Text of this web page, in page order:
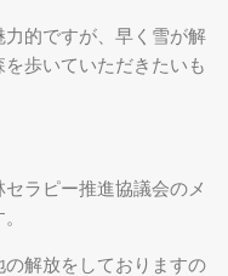
的ですが、早く雪が解
歩いていただきたいも
ラピー推進協議会のメ
解放をしておりますの